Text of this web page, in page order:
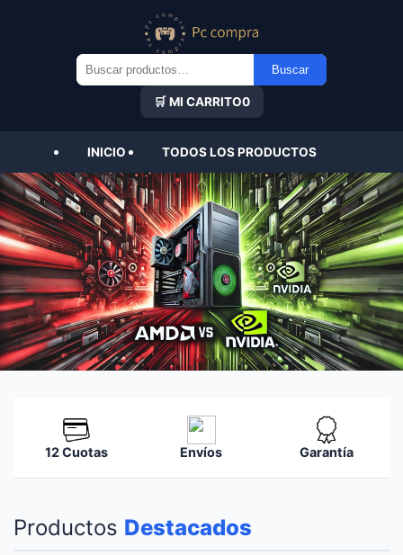
Buscar
por:
Buscar
🛒 MI CARRITO0
INICIO TODOS LOS PRODUCTOS
12 Cuotas Envíos Garantía
Productos Destacados